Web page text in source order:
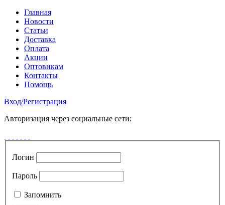
Главная
Новости
Статьи
Доставка
Оплата
Акции
Оптовикам
Контакты
Помощь
Вход/Регистрация
Авторизация через социальные сети:
Логин
Пароль
Запомнить